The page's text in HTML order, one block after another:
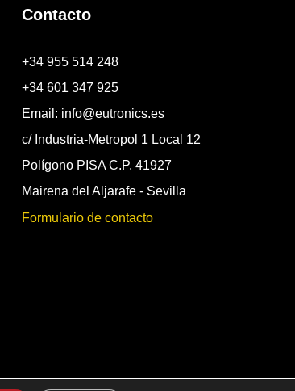
Contacto
+34 955 514 248
+34 601 347 925
Email: info@eutronics.es
c/ Industria-Metropol 1 Local 12
Polígono PISA C.P. 41927
Mairena del Aljarafe - Sevilla
Formulario de contacto